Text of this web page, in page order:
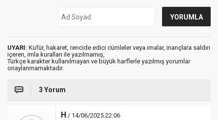
UYARI: Küfür, hakaret, rencide edici cümleler veya imalar, inançlara saldırı
içeren, imla kuralları ile yazılmamış,
Türkçe karakter kullanılmayan ve büyük harflerle yazılmış yorumlar
onaylanmamaktadır.
3 Yorum
H / 14/06/2025 22:06